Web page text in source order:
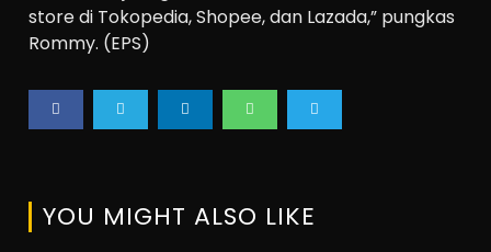
store di Tokopedia, Shopee, dan Lazada,” pungkas
Rommy. (EPS)
YOU MIGHT ALSO LIKE